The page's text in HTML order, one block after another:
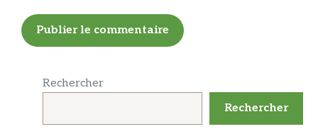
Rechercher
Rechercher